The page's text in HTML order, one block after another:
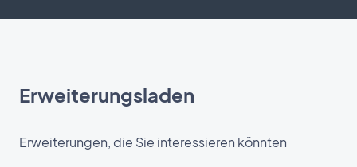
Erweiterungsladen
Erweiterungen, die Sie interessieren könnten